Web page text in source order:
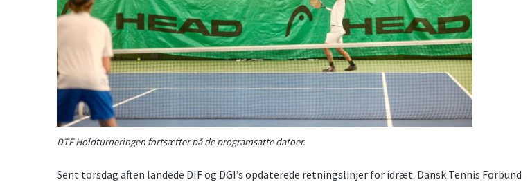
DTF Holdturneringen fortsætter på de programsatte datoer.
Sent torsdag aften landede DIF og DGI’s opdaterede retningslinjer for idræt. Dansk Tennis Forbund